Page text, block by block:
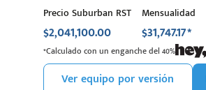
Precio Suburban RST
$2,041,100.00
Mensualidad
$31,747.17*
*Calculado con un enganche del 40%
Ver equipo por versión